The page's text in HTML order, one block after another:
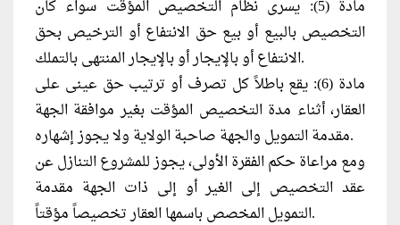
مادة (5): يسرى نظام التخصيص المؤقت سواء كان
التخصيص بالبيع أو بيع حق الانتفاع أو الترخيص بحق
الانتفاع أو بالإيجار أو بالإيجار المنتهى بالتملك.
مادة (6): يقع باطلاً كل تصرف أو ترتيب حق عينى على
العقار، أثناء مدة التخصيص المؤقت بغير موافقة الجهة
مقدمة التمويل والجهة صاحبة الولاية ولا يجوز إشهاره.
ومع مراعاة حكم الفقرة الأولى، يجوز للمشروع التنازل عن
عقد التخصيص إلى الغير أو إلى ذات الجهة مقدمة
التمويل المخصص باسمها العقار تخصيصاً مؤقتاً.